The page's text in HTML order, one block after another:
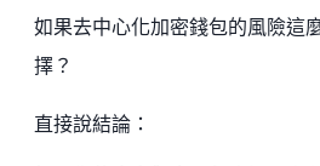
如果去中心化加密錢包的風險這
擇？
直接說結論：